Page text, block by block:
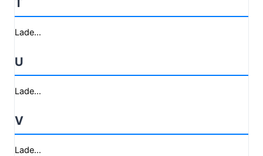
Lade...
U
Lade...
V
Lade...